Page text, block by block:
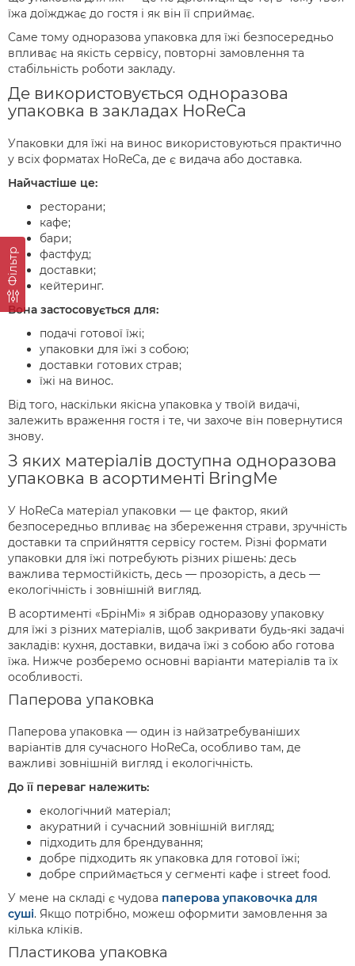
Фільтр
їжа доїжджає до гостя і як він її сприймає.
Саме тому одноразова упаковка для їжі безпосередньо
впливає на якість сервісу, повторні замовлення та
стабільність роботи закладу.
Де використовується одноразова
упаковка в закладах HoReCa
Упаковки для їжі на винос використовуються практично
у всіх форматах HoReCa, де є видача або доставка.
Найчастіше це:
ресторани;
кафе;
бари;
фастфуд;
доставки;
кейтеринг.
Вона застосовується для:
подачі готової їжі;
упаковки для їжі з собою;
доставки готових страв;
їжі на винос.
Від того, наскільки якісна упаковка у твоїй видачі,
залежить враження гостя і те, чи захоче він повернутися
знову.
З яких матеріалів доступна одноразова
упаковка в асортименті BringMe
У HoReCa матеріал упаковки — це фактор, який
безпосередньо впливає на збереження страви, зручність
доставки та сприйняття сервісу гостем. Різні формати
упаковки для їжі потребують різних рішень: десь
важлива термостійкість, десь — прозорість, а десь —
екологічність і зовнішній вигляд.
В асортименті «БрінМі» я зібрав одноразову упаковку
для їжі з різних матеріалів, щоб закривати будь-які задачі
закладів: кухня, доставки, видача їжі з собою або готова
їжа. Нижче розберемо основні варіанти матеріалів та їх
особливості.
Паперова упаковка
Паперова упаковка — один із найзатребуваніших
варіантів для сучасного HoReCa, особливо там, де
важливі зовнішній вигляд і екологічність.
До її переваг належить:
екологічний матеріал;
акуратний і сучасний зовнішній вигляд;
підходить для брендування;
добре підходить як упаковка для готової їжі;
добре сприймається у сегменті кафе і street food.
У мене на складі є чудова паперова упаковочка для
суші. Якщо потрібно, можеш оформити замовлення за
кілька кліків.
Пластикова упаковка